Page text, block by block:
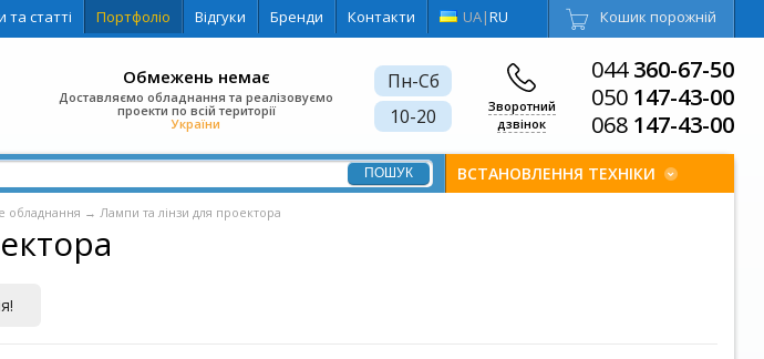
статті Портфоліо Відгуки Бренди Контакти UA|RU Кошик порожній
044360-67-50
050 147-43-00
068 147-43-00
Зворотний
дзвінок
Пн-Сб
10-20
Обмежень немає
Доставляємо обладнання та реалізовуємо
проекти по всій території
України
ВСТАНОВЛЕННЯ ТЕХНІКИ
обладнання → Лампи та лінзи для проектора